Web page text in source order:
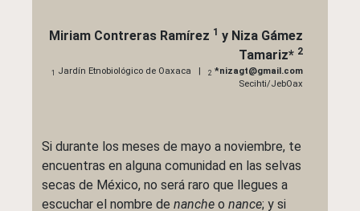
Miriam Contreras Ramírez 1 y Niza Gámez
Tamariz* 2
1 Jardín Etnobiológico de Oaxaca | 2 *nizagt@gmail.com
Secihti/JebOax
Si durante los meses de mayo a noviembre, te
encuentras en alguna comunidad en las selvas
secas de México, no será raro que llegues a
escuchar el nombre de nanche o nance; y si